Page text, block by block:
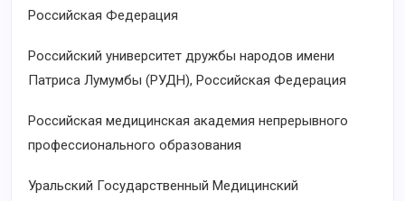
Российская Федерация
Российский университет дружбы народов имени
Патриса Лумумбы (РУДН), Российская Федерация
Российская медицинская академия непрерывного
профессионального образования
Уральский Государственный Медицинский